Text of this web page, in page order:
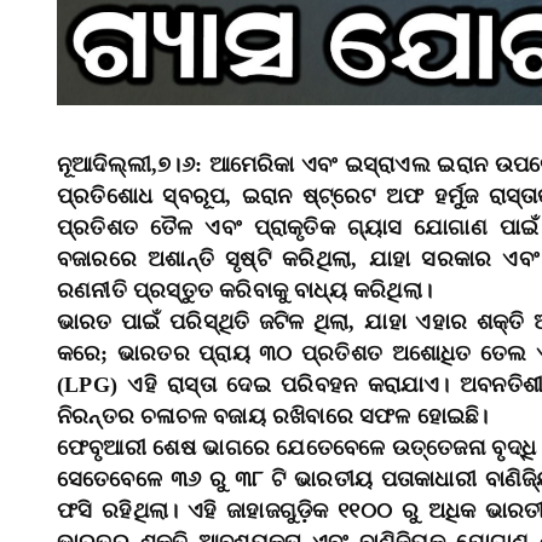
ନୂଆଦିଲ୍ଲୀ,୭।୬: ଆମେରିକା ଏବଂ ଇସ୍ରାଏଲ ଇରାନ
ପ୍ରତିଶୋଧ ସ୍ବରୂପ, ଇରାନ ଷ୍ଟ୍ରେଟ ଅଫ ହର୍ମୁଜ
ପ୍ରତିଶତ ତୈଳ ଏବଂ ପ୍ରାକୃତିକ ଗ୍ୟାସ ଯୋଗାଣ ପାଇଁ
ବଜାରରେ ଅଶାନ୍ତି ସୃଷ୍ଟି କରିଥିଲା, ଯାହା ସରକାର
ରଣନୀତି ପ୍ରସ୍ତୁତ କରିବାକୁ ବାଧ୍ୟ କରିଥିଲା।
ଭାରତ ପାଇଁ ପରିସ୍ଥିତି ଜଟିଳ ଥିଲା, ଯାହା ଏହାର
କରେ; ଭାରତର ପ୍ରାୟ ୩୦ ପ୍ରତିଶତ ଅଶୋଧିତ ତେଲ
(LPG) ଏହି ରାସ୍ତା ଦେଇ ପରିବହନ କରାଯାଏ।
ନିରନ୍ତର ଚଳାଚଳ ବଜାୟ ରଖିବାରେ ସଫଳ ହୋଇଛି।
ଫେବୃଆରୀ ଶେଷ ଭାଗରେ ଯେତେବେଳେ ଉତ୍ତେଜନା ବୃଦ୍ଧି
ସେତେବେଳେ ୩୬ ରୁ ୩୮ ଟି ଭାରତୀୟ ପତାକାଧାରୀ
ଫସି ରହିଥିଲା। ଏହି ଜାହାଜଗୁଡ଼ିକ ୧୧୦୦ ରୁ ଅଧିକ